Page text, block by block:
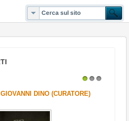
DINO (CURATORE)